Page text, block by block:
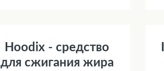
Hoodix - средство
для сжигания жира